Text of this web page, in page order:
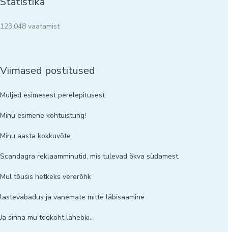
123,048 vaatamist
Viimased postitused
Muljed esimesest perelepitusest
Minu esimene kohtuistung!
Minu aasta kokkuvõte
Scandagra reklaamminutid, mis tulevad õkva südamest.
Mul tõusis hetkeks vererõhk
lastevabadus ja vanemate mitte läbisaamine
Ja sinna mu töökoht lähebki..